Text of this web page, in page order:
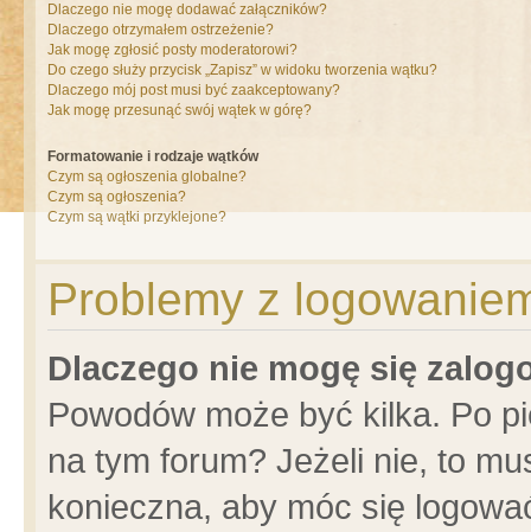
Dlaczego nie mogę dodawać załączników?
Dlaczego otrzymałem ostrzeżenie?
Jak mogę zgłosić posty moderatorowi?
Do czego służy przycisk „Zapisz” w widoku tworzenia wątku?
Dlaczego mój post musi być zaakceptowany?
Jak mogę przesunąć swój wątek w górę?
Formatowanie i rodzaje wątków
Czym są ogłoszenia globalne?
Czym są ogłoszenia?
Czym są wątki przyklejone?
Problemy z
Dlaczego nie mogę się
Powodów może być kilka. Po
na tym forum? Jeżeli nie, to
konieczna, aby móc się